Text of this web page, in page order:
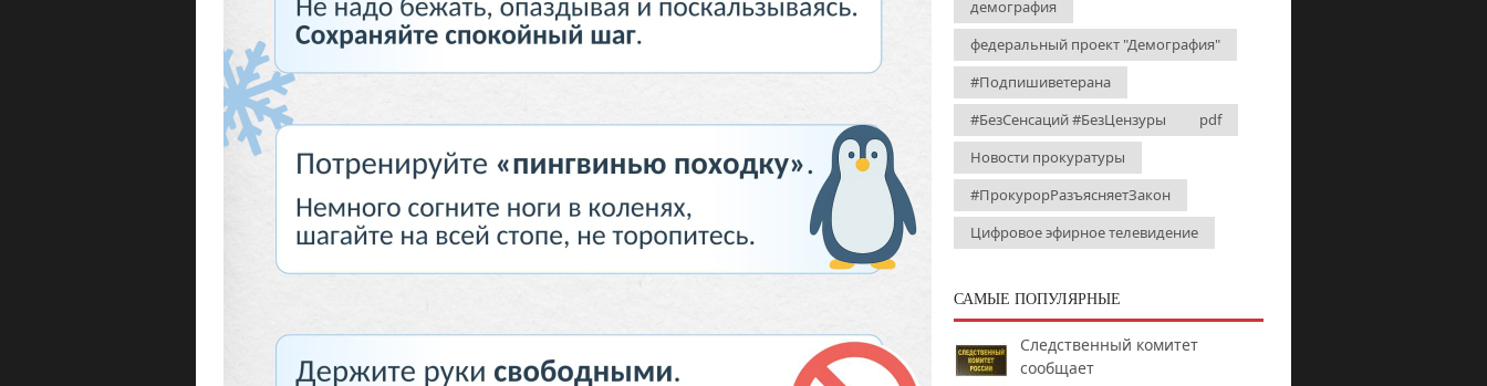
демография
федеральный проект "Демография"
#Подпишиветерана
#БезСенсаций #БезЦензуры
pdf
Новости прокуратуры
#ПрокурорРазъясняетЗакон
Цифровое эфирное телевидение
САМЫЕ ПОПУЛЯРНЫЕ
Следственный комитет
сообщает